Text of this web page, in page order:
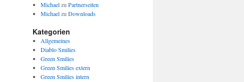
Michaelzu Partnerseiten
Michaelzu Downloads
Kategorien
Allgemeines
Diablo Smilies
Green Smilies
Green Smilies extern
Green Smilies intern